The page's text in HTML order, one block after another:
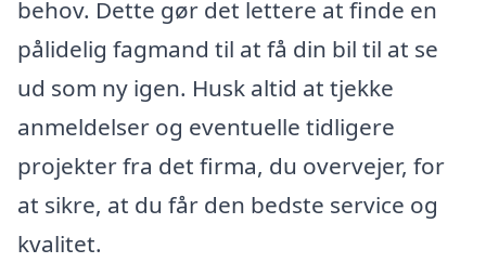
behov. Dette gør det lettere at finde en
pålidelig fagmand til at få din bil til at se
ud som ny igen. Husk altid at tjekke
anmeldelser og eventuelle tidligere
projekter fra det firma, du overvejer, for
at sikre, at du får den bedste service og
kvalitet.